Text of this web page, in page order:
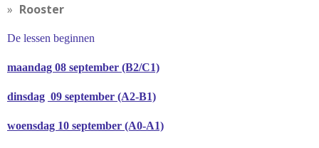
Rooster
De lessen beginnen
maandag 08 september (B2/C1)
dinsdag 09 september (A2-B1)
woensdag 10 september (A0-A1)